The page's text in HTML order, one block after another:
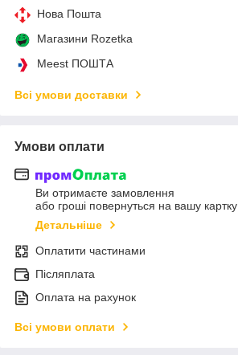
Нова Пошта
Магазини Rozetka
Meest ПОШТА
Всі умови доставки
Умови оплати
Ви отримаєте замовлення
або гроші повернуться на вашу картку
Детальніше
Оплатити частинами
Післяплата
Оплата на рахунок
Всі умови оплати